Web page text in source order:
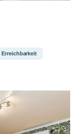
Erreichbarkeit